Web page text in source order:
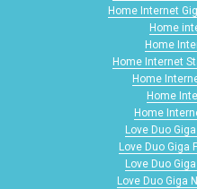
Home Internet
Home
Home
Home Internet
Home
Home
Home
Love Duo
Love Duo Giga
Love Duo
Love Duo Giga